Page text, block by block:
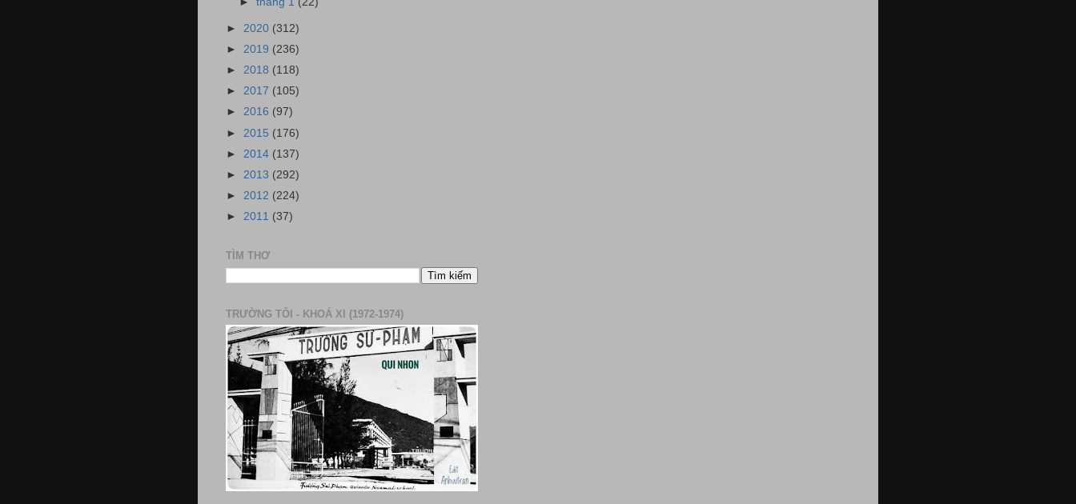
► 2020 (312)
► 2019 (236)
► 2018 (118)
► 2017 (105)
► 2016 (97)
► 2015 (176)
► 2014 (137)
► 2013 (292)
► 2012 (224)
► 2011 (37)
TÌM THƠ
TRƯỜNG TÔI - KHOÁ XI (1972-1974)